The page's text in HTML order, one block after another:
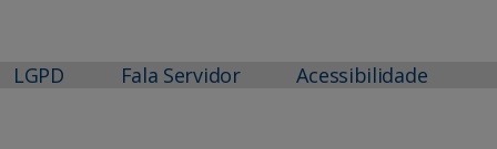
LGPD Fala Servidor Acessibilidade